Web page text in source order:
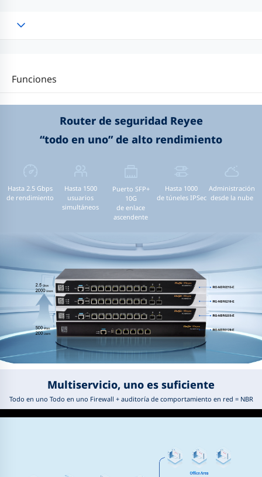
Funciones
Router de seguridad Reyee
“todo en uno” de alto rendimiento
Hasta 2.5 Gbps
de rendimiento
Hasta 1500
usuarios
simultáneos
Puerto SFP+
10G
de enlace
ascendente
Hasta 1000
de túneles IPSec
Administración
desde la nube
Multiservicio, uno es suficiente
Todo en uno Todo en uno Firewall + auditoría de comportamiento en red = NBR